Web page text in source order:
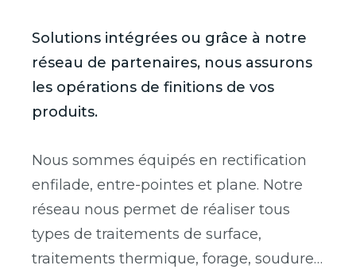
Solutions intégrées ou grâce à notre
réseau de partenaires, nous assurons
les opérations de finitions de vos
produits.
Nous sommes équipés en rectification
enfilade, entre-pointes et plane. Notre
réseau nous permet de réaliser tous
types de traitements de surface,
traitements thermique, forage, soudure…